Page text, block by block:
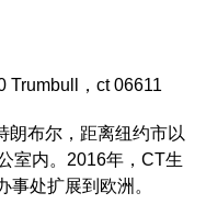
Trumbull，ct 06611
朗布尔，距离纽约市以
室内。2016年，CT生
处扩展到欧洲。